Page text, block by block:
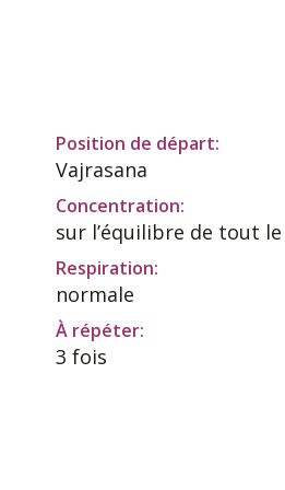
Position de départ:
Vajrasana
Concentration:
sur l’équilibre de tout
Respiration:
normale
À répéter:
3 fois